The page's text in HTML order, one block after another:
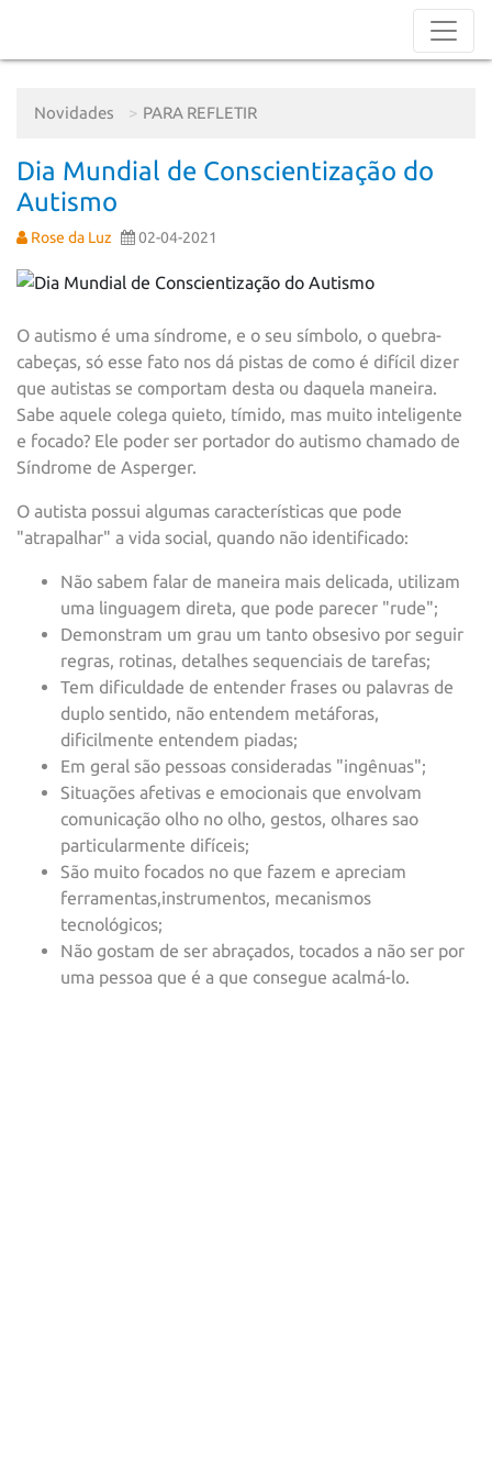
Novidades PARA REFLETIR
Dia Mundial de Conscientização do
Autismo
Rose da Luz 02-04-2021
O autismo é uma síndrome, e o seu símbolo, o quebra-
cabeças, só esse fato nos dá pistas de como é difícil dizer
que autistas se comportam desta ou daquela maneira.
Sabe aquele colega quieto, tímido, mas muito inteligente
e focado? Ele poder ser portador do autismo chamado de
Síndrome de Asperger.
O autista possui algumas características que pode
"atrapalhar" a vida social, quando não identificado:
Não sabem falar de maneira mais delicada, utilizam
uma linguagem direta, que pode parecer "rude";
Demonstram um grau um tanto obsesivo por seguir
regras, rotinas, detalhes sequenciais de tarefas;
Tem dificuldade de entender frases ou palavras de
duplo sentido, não entendem metáforas,
dificilmente entendem piadas;
Em geral são pessoas consideradas "ingênuas";
Situações afetivas e emocionais que envolvam
comunicação olho no olho, gestos, olhares sao
particularmente difíceis;
São muito focados no que fazem e apreciam
ferramentas,instrumentos, mecanismos
tecnológicos;
Não gostam de ser abraçados, tocados a não ser por
uma pessoa que é a que consegue acalmá-lo.